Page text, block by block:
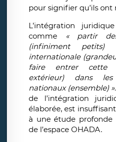
pour signifier qu’ils
L’intégration
comme
«
partir
(infiniment
internationale
faire entrer cette
extérieur) dans
nationaux (ensemble) »
de l’intégration
élaborée, est
à une étude
de l’espace OHADA.